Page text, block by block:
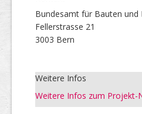
Bundesamt für Bauten und
Fellerstrasse 21
3003 Bern
Weitere Infos
Weitere Infos zum Projekt-